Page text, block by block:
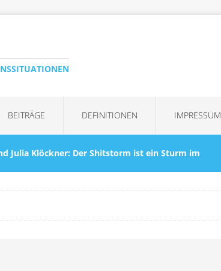
BEITRÄGE DEFINITIONEN IMPRESSUM
Julia Klöckner: Der Shitstorm ist ein Sturm im